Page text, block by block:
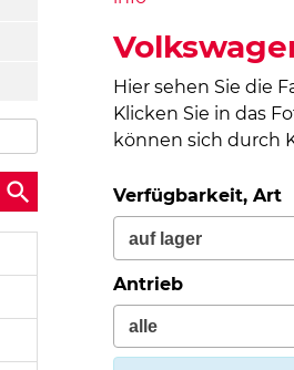
Hier sehen Sie die
Klicken Sie in das
können sich durch
Verfügbarkeit, Art
Antrieb